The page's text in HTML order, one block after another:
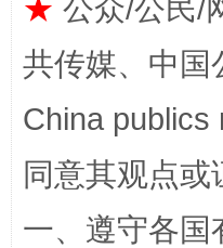
习近平的博鳌关
★ 公众/公民/
共传媒、中国
China publics
同意其观点
一、遵守各国